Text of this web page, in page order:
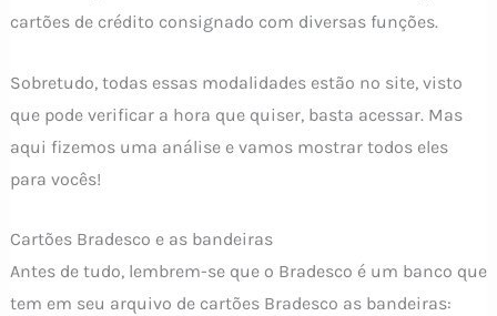
cartões de crédito consignado com diversas funções.
Sobretudo, todas essas modalidades estão no site, visto
que pode verificar a hora que quiser, basta acessar. Mas
aqui fizemos uma análise e vamos mostrar todos eles
para vocês!
Cartões Bradesco e as bandeiras
Antes de tudo, lembrem-se que o Bradesco é um banco que
tem em seu arquivo de cartões Bradesco as bandeiras: